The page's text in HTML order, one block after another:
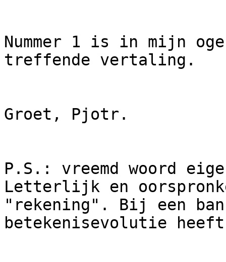
Nummer 1 is in mijn
treffende vertaling.
Groet, Pjotr.
P.S.: vreemd woord
Letterlijk en
"rekening". Bij een
betekenisevolutie